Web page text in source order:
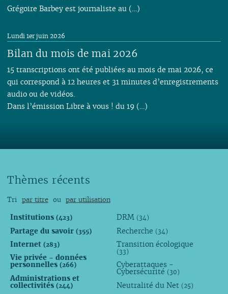
Grégoire Barbey est journaliste au (…)
Bilan du mois de mai 2026
Lundi 1er juin 2026
15 transcriptions ont été publiées au mois de mai 2026, ce
qui correspond à 12 heures et 31 minutes d’enregistrements
audio ou de vidéos.
Dans l’émission Libre à vous ! du 19 (…)
Thèmes récents
Tri par titre ou par utilisation
Institutions (423)
Partage du savoir (355)
Internet (283)
Vie privée - données
personnelles (266)
Administrations et
collectivités (244)
DRM (34)
Recherche (34)
Transition écologique
(33)
Cyberattaques -
Cybersécurité (30)
Neutralité du Net (25)